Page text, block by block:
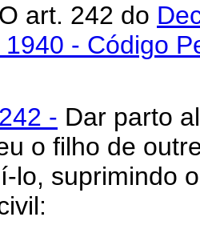
art. 242 do
- Código
- Dar parto
o filho de
lo, suprimindo